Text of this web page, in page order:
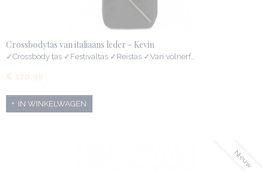
Crossbodytas van italiaans leder - Kevin
✓Crossbody tas ✓Festivaltas ✓Reistas ✓Van volnerf…
€ 170,99
IN WINKELWAGEN
Nieuw